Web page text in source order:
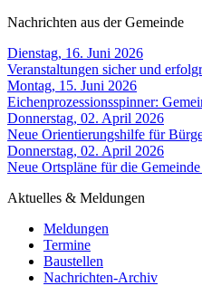
Nachrichten aus der Gemeinde
Dienstag, 16. Juni 2026
Veranstaltungen sicher und
Montag, 15. Juni 2026
Eichenprozessionsspinner:
Donnerstag, 02. April 2026
Neue Orientierungshilfe für
Donnerstag, 02. April 2026
Neue Ortspläne für die
Aktuelles & Meldungen
Meldungen
Termine
Baustellen
Nachrichten-Archiv